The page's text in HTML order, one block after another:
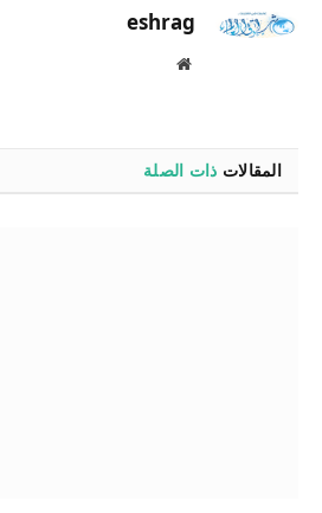
eshrag
موقع
المقالات ذات الصلة